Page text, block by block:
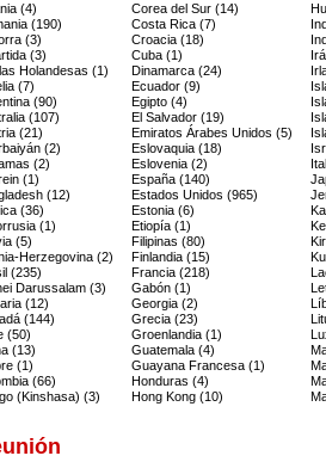
(4)
(190)
(3)
(3)
Holandesas (1)
(7)
(90)
(107)
(21)
(2)
(2)
(1)
(12)
(36)
(1)
(5)
Herzegovina (2)
(235)
Darussalam (3)
(12)
(144)
(50)
(13)
(1)
(66)
(Kinshasa) (3)
Corea del Sur (14)
Costa Rica (7)
Croacia (18)
Cuba (1)
Dinamarca (24)
Ecuador (9)
Egipto (4)
El Salvador (19)
Emiratos Árabes Unidos (5)
Eslovaquia (18)
Eslovenia (2)
España (140)
Estados Unidos (965)
Estonia (6)
Etiopía (1)
Filipinas (80)
Finlandia (15)
Francia (218)
Gabón (1)
Georgia (2)
Grecia (23)
Groenlandia (1)
Guatemala (4)
Guayana Francesa (1)
Honduras (4)
Hong Kong (10)